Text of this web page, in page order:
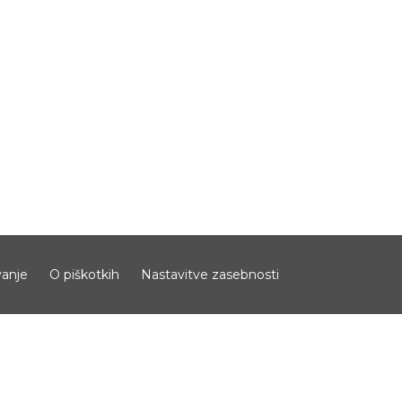
O piškotkih Nastavitve zasebnosti